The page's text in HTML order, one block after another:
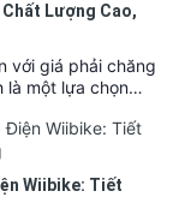
Lượng Cao,
với giá phải chăng
là một lựa chọn…
Wiibike: Tiết